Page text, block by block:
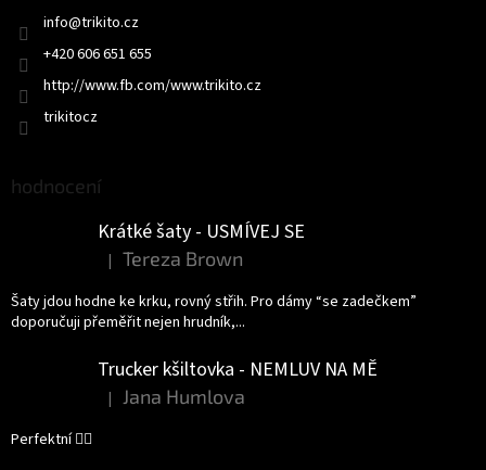
info@trikito.cz
+420 606 651 655
http://www.fb.com/www.trikito.cz
trikitocz
hodnocení
Krátké šaty - USMÍVEJ SE
Hodnocení produktu je 5 z 5 hvězdiček.
| Tereza Brown
Šaty jdou hodne ke krku, rovný střih. Pro dámy “se zadečkem”
doporučuji přeměřit nejen hrudník,...
Trucker kšiltovka - NEMLUV NA MĚ
Hodnocení produktu je 5 z 5 hvězdiček.
| Jana Humlova
Perfektní 👌🏻